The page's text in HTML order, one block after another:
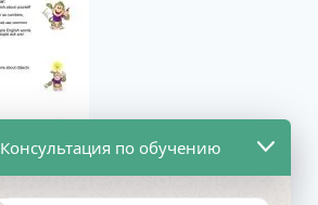
Консультация по обучению